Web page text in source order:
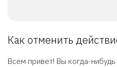
Как отменить
Всем привет! Вы когда-